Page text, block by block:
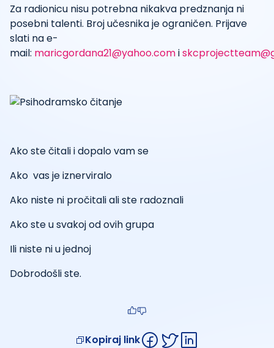
Za radionicu nisu potrebna nikakva predznanja ni
posebni talenti. Broj učesnika je ograničen. Prijave
slati na e-
mail: maricgordana21@yahoo.comi
Ako ste čitali i dopalo vam se
Ako vas je iznerviralo
Ako niste ni pročitali ali ste radoznali
Ako ste u svakoj od ovih grupa
Ili niste ni u jednoj
Dobrodošli ste.
Kopiraj link